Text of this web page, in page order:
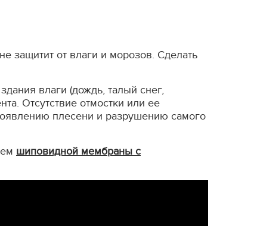
защитит от влаги и морозов. Сделать
влаги (дождь, талый снег,
Отсутствие отмостки или ее
плесени и разрушению самого
шиповидной мембраны с